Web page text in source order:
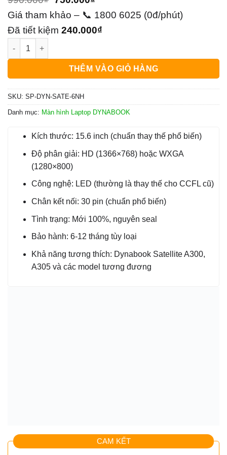
gốc
là:
hiện
tại
750.000₫.
Giá tham khảo – 📞 1800 6025 (0đ/phút)
Đã tiết kiệm 240.000₫
Màn hình Laptop Dynabook Satellite A300, A305 - Thay Gấp |
THÊM VÀO GIỎ HÀNG
SKU: SP-DYN-SATE-6NH
Danh mục: Màn hình Laptop DYNABOOK
Kích thước: 15.6 inch (chuẩn thay thế phổ biến)
Độ phân giải: HD (1366×768) hoặc WXGA
(1280×800)
Công nghệ: LED (thường là thay thế cho CCFL cũ)
Chân kết nối: 30 pin (chuẩn phổ biến)
Tình trạng: Mới 100%, nguyên seal
Bảo hành: 6-12 tháng tùy loại
Khả năng tương thích: Dynabook Satellite A300,
A305 và các model tương đương
CAM KẾT